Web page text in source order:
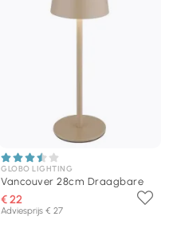
GLOBO LIGHTING
Vancouver 28cm Draagbare
€ 22
Adviesprijs € 27